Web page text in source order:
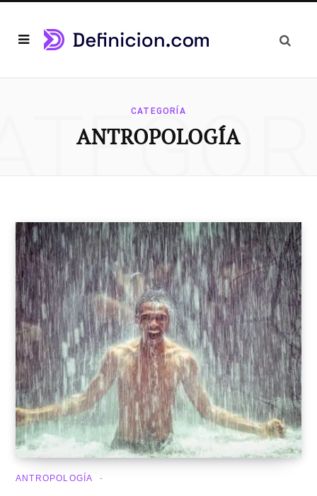
CATEGORÍA
ANTROPOLOGÍA
ANTROPOLOGÍA